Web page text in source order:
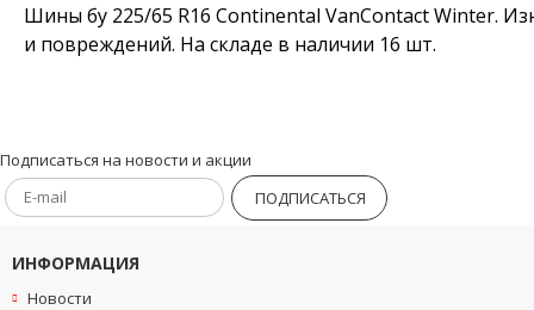
Шины бу 225/65 R16 Continental VanContact Winter.
и повреждений. На складе в наличии 16 шт.
Подписаться на новости и акции
ПОДПИСАТЬСЯ
ИНФОРМАЦИЯ
Новости